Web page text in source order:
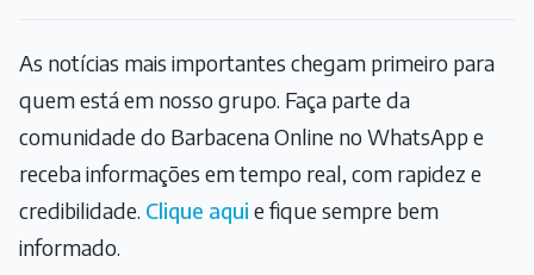
As notícias mais importantes chegam primeiro para
quem está em nosso grupo. Faça parte da
comunidade do Barbacena Online no WhatsApp e
receba informações em tempo real, com rapidez e
credibilidade. Clique aqui e fique sempre bem
informado.